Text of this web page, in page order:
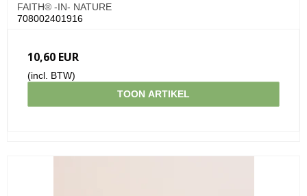
FAITH® -IN- NATURE
708002401916
10,60 EUR
(incl. BTW)
TOON ARTIKEL